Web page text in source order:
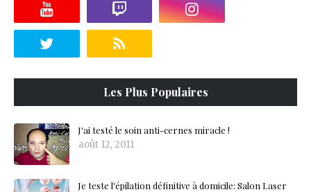
Les Plus Populaires
J'ai testé le soin anti-cernes miracle !
août 12, 2011
Je teste l'épilation définitive à domicile: Salon Laser